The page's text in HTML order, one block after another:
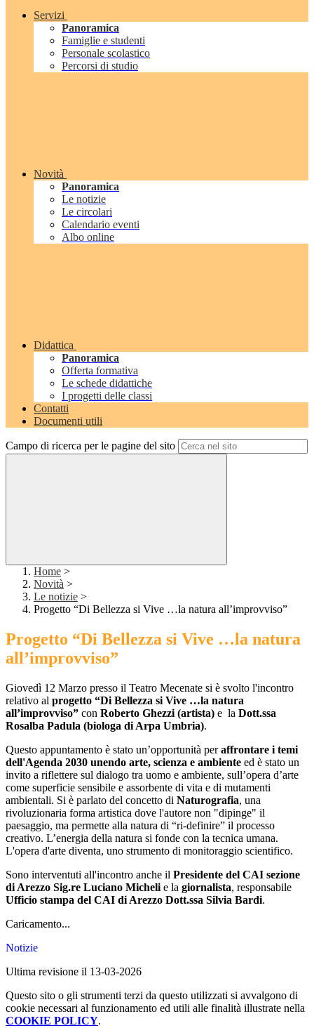
Servizi
Panoramica
Famiglie e studenti
Personale scolastico
Percorsi di studio
Novità
Panoramica
Le notizie
Le circolari
Calendario eventi
Albo online
Didattica
Panoramica
Offerta formativa
Le schede didattiche
I progetti delle classi
Contatti
Documenti utili
Campo di ricerca per le pagine del sito
Home >
Novità >
Le notizie >
Progetto “Di Bellezza si Vive …la natura all’improvviso”
Progetto “Di Bellezza si Vive …la natura
all’improvviso”
Giovedì 12 Marzo presso il Teatro Mecenate si è svolto l'incontro
relativo al progetto “Di Bellezza si Vive …la natura
all’improvviso” con Roberto Ghezzi (artista) e la Dott.ssa
Rosalba Padula (biologa di Arpa Umbria).
Questo appuntamento è stato un’opportunità peraffrontare i temi
dell'Agenda 2030 unendo arte, scienza e ambiente ed è stato un
invito a riflettere sul dialogo tra uomo e ambiente, sull’opera d’arte
come superficie sensibile e assorbente di vita e di mutamenti
ambientali. Si è parlato del concetto di Naturografia, una
rivoluzionaria forma artistica dove l'autore non "dipinge" il
paesaggio, ma permette alla natura di “ri-definire” il processo
creativo. L’energia della natura si fonde con la tecnica umana.
L'opera d'arte diventa, uno strumento di monitoraggio scientifico.
Sono interventuti all'incontro anche il Presidente del CAI sezione
di Arezzo Sig.re Luciano Micheli e la giornalista, responsabile
Ufficio stampa del CAI di Arezzo Dott.ssa Silvia Bardi.
Caricamento...
Notizie
Ultima revisione il 13-03-2026
Questo sito o gli strumenti terzi da questo utilizzati si avvalgono di
cookie necessari al funzionamento ed utili alle finalità illustrate nella
COOKIE POLICY.